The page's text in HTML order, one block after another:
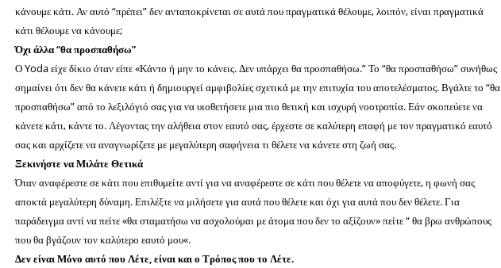
κάνουμε κάτι. Αν αυτό “πρέπει” δεν ανταποκρίνεται σε αυτά που πραγματικά θέλουμε, λοιπόν, είναι πραγματικά
κάτι θέλουμε να κάνουμε;
Όχι άλλα “θα προσπαθήσω”
Ο Yoda είχε δίκιο όταν είπε «Κάντο ή μην το κάνεις. Δεν υπάρχει θα προσπαθήσω.” Το “θα προσπαθήσω” συνήθως
σημαίνει ότι δεν θα κάνετε κάτι ή δημιουργεί αμφιβολίες σχετικά με την επιτυχία του αποτελέσματος. Βγάλτε το “θα
προσπαθήσω” από το λεξιλόγιό σας για να υιοθετήσετε μια πιο θετική και ισχυρή νοοτροπία. Εάν σκοπεύετε να
κάνετε κάτι, κάντε το. Λέγοντας την αλήθεια στον εαυτό σας, έρχεστε σε καλύτερη επαφή με τον πραγματικό εαυτό
σας και αρχίζετε να αναγνωρίζετε με μεγαλύτερη σαφήνεια τι θέλετε να κάνετε στη ζωή σας.
Ξεκινήστε να Μιλάτε Θετικά
Όταν αναφέρεστε σε κάτι που επιθυμείτε αντί για να αναφέρεστε σε κάτι που θέλετε να αποφύγετε, η φωνή σας
αποκτά μεγαλύτερη δύναμη. Επιλέξτε να μιλήσετε για αυτά που θέλετε και όχι για αυτά που δεν θέλετε. Για
παράδειγμα αντί να πείτε «θα σταματήσω να ασχολούμαι με άτομα που δεν το αξίζουν» πείτε “ θα βρω ανθρώπους
που θα βγάζουν τον καλύτερο εαυτό μου«.
Δεν είναι Μόνο αυτό που Λέτε, είναι και ο Τρόπος που το Λέτε.